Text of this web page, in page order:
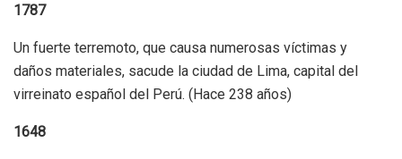
1787
Un fuerte terremoto, que causa numerosas víctimas y
daños materiales, sacude la ciudad de Lima, capital del
virreinato español del Perú. (Hace 238 años)
1648